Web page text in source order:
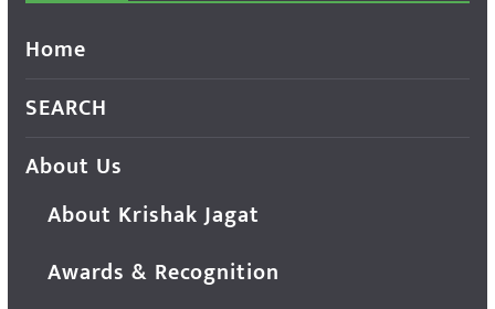
Home
SEARCH
About Us
About Krishak Jagat
Awards & Recognition